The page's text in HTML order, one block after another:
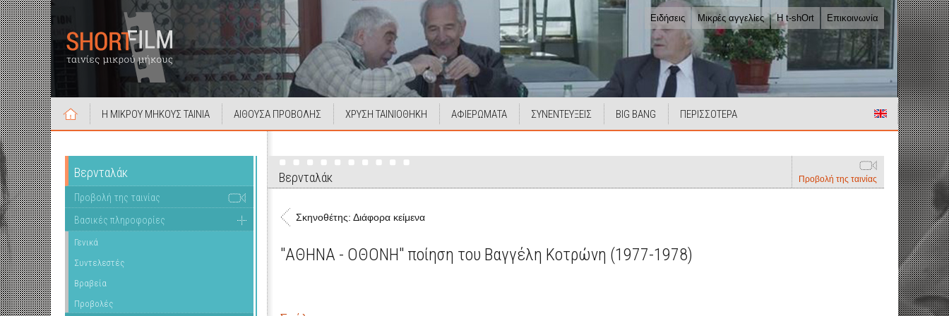
Ειδήσεις Μικρές αγγελίες Η t-shOrt Επικοινωνία
Η ΜΙΚΡΟΥ ΜΗΚΟΥΣ ΤΑΙΝΙΑ ΑΙΘΟΥΣΑ ΠΡΟΒΟΛΗΣ ΧΡΥΣΗ ΤΑΙΝΙΟΘΗΚΗ ΑΦΙΕΡΩΜΑΤΑ ΣΥΝΕΝΤΕΥΞΕΙΣ BIG BANG ΠΕΡΙΣΣΟΤΕΡΑ
Βερνταλάκ
Προβολή της ταινίας
Βασικές πληροφορίες
Γενικά
Συντελεστές
Βραβεία
Προβολές
Προβολή της ταινίας
Βερνταλάκ
Σκηνοθέτης: Διάφορα κείμενα
"ΑΘΗΝΑ - ΟΘΟΝΗ" ποίηση του Βαγγέλη Κοτρώνη (1977-1978)